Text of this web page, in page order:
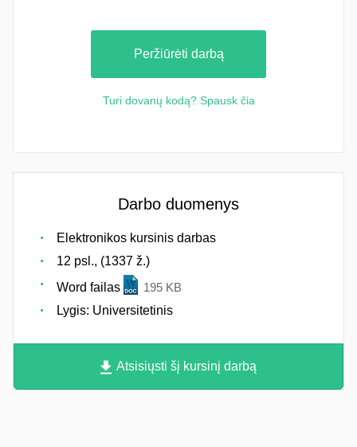
Peržiūrėti darbą
Turi dovanų kodą? Spausk čia
Darbo duomenys
Elektronikos kursinis darbas
12 psl., (1337 ž.)
Word failas
195 KB
Lygis: Universitetinis
Atsisiųsti šį kursinį darbą